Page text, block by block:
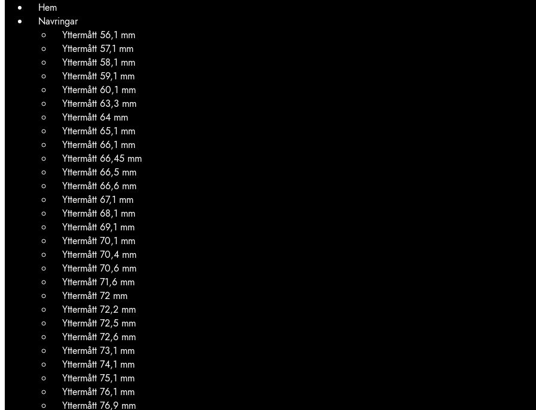
Hem
Navringar
Yttermått 56,1 mm
Yttermått 57,1 mm
Yttermått 58,1 mm
Yttermått 59,1 mm
Yttermått 60,1 mm
Yttermått 63,3 mm
Yttermått 64 mm
Yttermått 65,1 mm
Yttermått 66,1 mm
Yttermått 66,45 mm
Yttermått 66,5 mm
Yttermått 66,6 mm
Yttermått 67,1 mm
Yttermått 68,1 mm
Yttermått 69,1 mm
Yttermått 70,1 mm
Yttermått 70,4 mm
Yttermått 70,6 mm
Yttermått 71,6 mm
Yttermått 72 mm
Yttermått 72,2 mm
Yttermått 72,5 mm
Yttermått 72,6 mm
Yttermått 73,1 mm
Yttermått 74,1 mm
Yttermått 75,1 mm
Yttermått 76,1 mm
Yttermått 76,9 mm